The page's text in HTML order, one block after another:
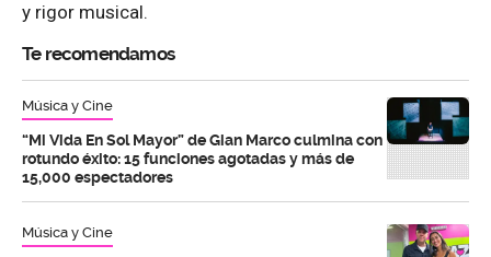
y rigor musical.
Te recomendamos
Música y Cine
“Mi Vida En Sol Mayor” de Gian Marco culmina con
rotundo éxito: 15 funciones agotadas y más de
15,000 espectadores
Música y Cine